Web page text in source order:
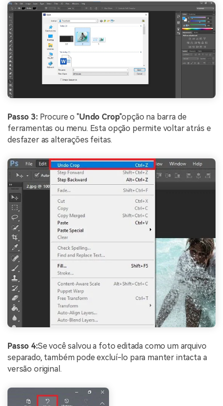
Passo 3:Procure o "Undo Crop"opção na barra de
ferramentas ou menu. Esta opção permite voltar atrás e
desfazer as alterações feitas.
Passo 4:Se você salvou a foto editada como um arquivo
separado, também pode excluí-lo para manter intacta a
versão original.